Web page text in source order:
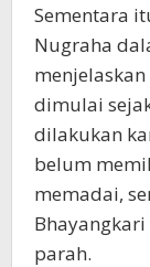
Sementara
Nugraha
dimulai
dilakukan
belum
memadai,
parah.